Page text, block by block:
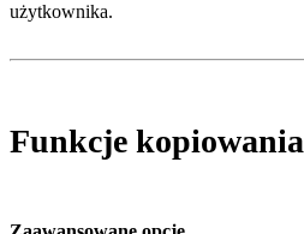
użytkownika.
Funkcje kopiowania